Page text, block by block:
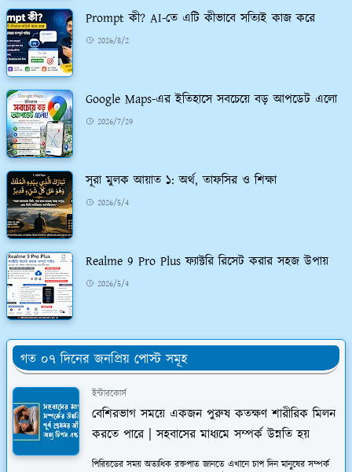
Prompt কী? AI-তে এটি কীভাবে সত্যিই কাজ করে
2026/8/2
Google Maps-এর ইতিহাসে সবচেয়ে বড় আপডেট এলো
2026/7/29
সূরা মুলক আয়াত ১: অর্থ, তাফসির ও শিক্ষা
2026/5/4
Realme 9 Pro Plus ফ্যাক্টরি রিসেট করার সহজ উপায়
2026/5/4
গত ০৭ দিনের জনপ্রিয় পোস্ট সমূহ
ইন্টারকোর্স
বেশিরভাগ সময়ে একজন পুরুষ কতক্ষণ শারীরিক মিলন
করতে পারে | সহবাসের মাধ্যমে সম্পর্ক উন্নতি হয়
পিরিয়ডের সময় অত্যধিক রক্তপাত জানতে এখানে চাপ দিন মানুষের সম্পর্ক